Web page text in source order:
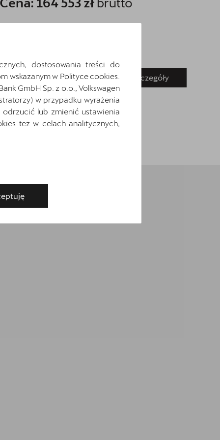
Zapytaj o szczegóły Pokaż szczegóły
dostosowania treści do
wskazanym w Polityce cookies.
GmbH Sp. z o.o., Volkswagen
w przypadku wyrażenia
lub zmienić ustawienia
też w celach analitycznych,